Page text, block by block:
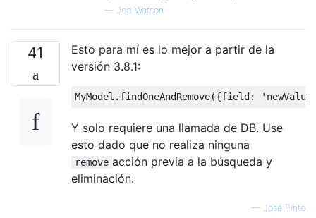
— Jed Watson
41
Esto para mí es lo mejor a partir de la
versión 3.8.1:
MyModel . findOneAndRemove({field:
Y solo requiere una llamada de DB. Use
esto dado que no realiza ninguna
remove acción previa a la búsqueda y
eliminación.
— José Pinto